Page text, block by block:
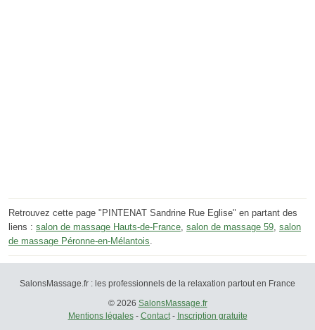
Retrouvez cette page "PINTENAT Sandrine Rue Eglise" en partant des
liens : salon de massage Hauts-de-France, salon de massage 59, salon
de massage Péronne-en-Mélantois.
SalonsMassage.fr : les professionnels de la relaxation partout en France
© 2026 SalonsMassage.fr
Mentions légales- Contact- Inscription gratuite